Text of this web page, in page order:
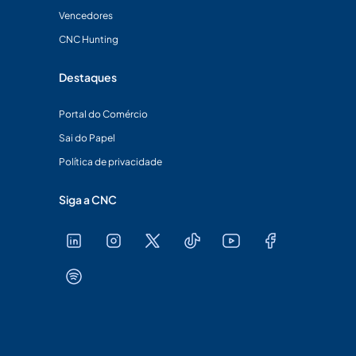
Vencedores
CNC Hunting
Destaques
Portal do Comércio
Sai do Papel
Política de privacidade
Siga a CNC